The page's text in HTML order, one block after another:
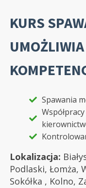
KURS
Spawania
Lokalizacja:
Podlaski, Łomża,
Sokółka , Kolno,